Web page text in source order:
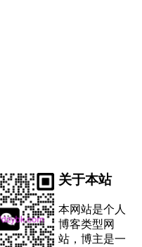
关于本站
本网站是个人
博客类型网
站，博主是一